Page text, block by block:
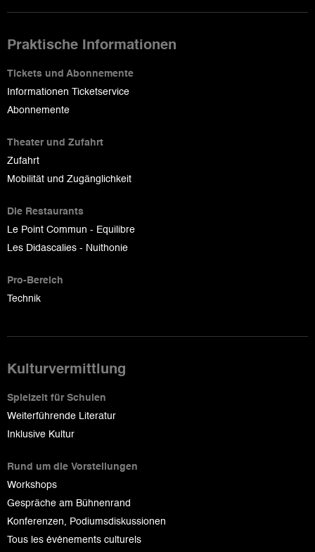
Praktische Informationen
Tickets und Abonnemente
Informationen Ticketservice
Abonnemente
Theater und Zufahrt
Zufahrt
Mobilität und Zugänglichkeit
Die Restaurants
Le Point Commun - Equilibre
Les Didascalies - Nuithonie
Pro-Bereich
Technik
Kulturvermittlung
Spielzeit für Schulen
Weiterführende Literatur
Inklusive Kultur
Rund um die Vorstellungen
Workshops
Gespräche am Bühnenrand
Konferenzen, Podiumsdiskussionen
Tous les événements culturels